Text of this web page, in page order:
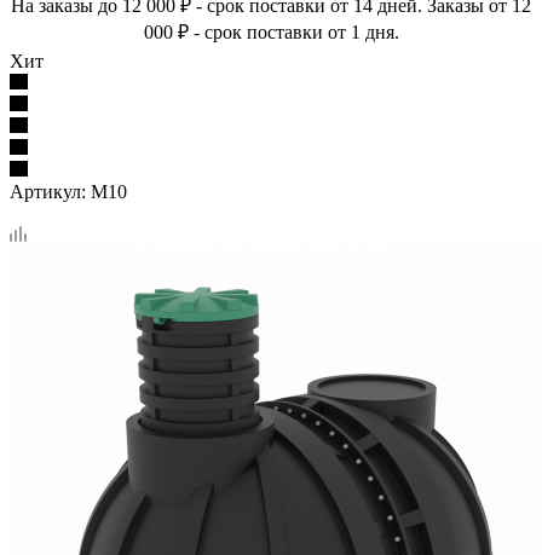
На заказы до 12 000 ₽ - срок поставки от 14 дней. Заказы от 12
000 ₽ - срок поставки от 1 дня.
Хит
Артикул: M10